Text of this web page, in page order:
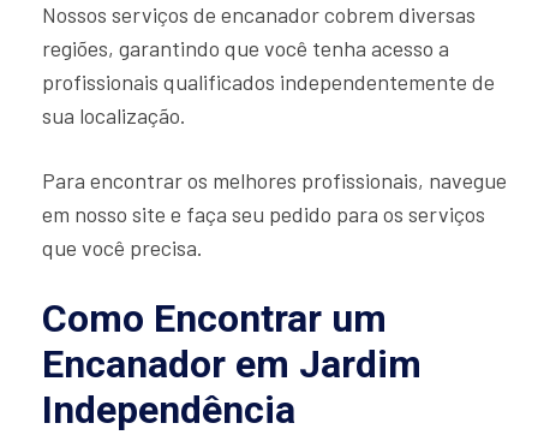
Nossos serviços de encanador cobrem diversas
regiões, garantindo que você tenha acesso a
profissionais qualificados independentemente de
sua localização.
Para encontrar os melhores profissionais, navegue
em nosso site e faça seu pedido para os serviços
que você precisa.
Como Encontrar um
Encanador em Jardim
Independência